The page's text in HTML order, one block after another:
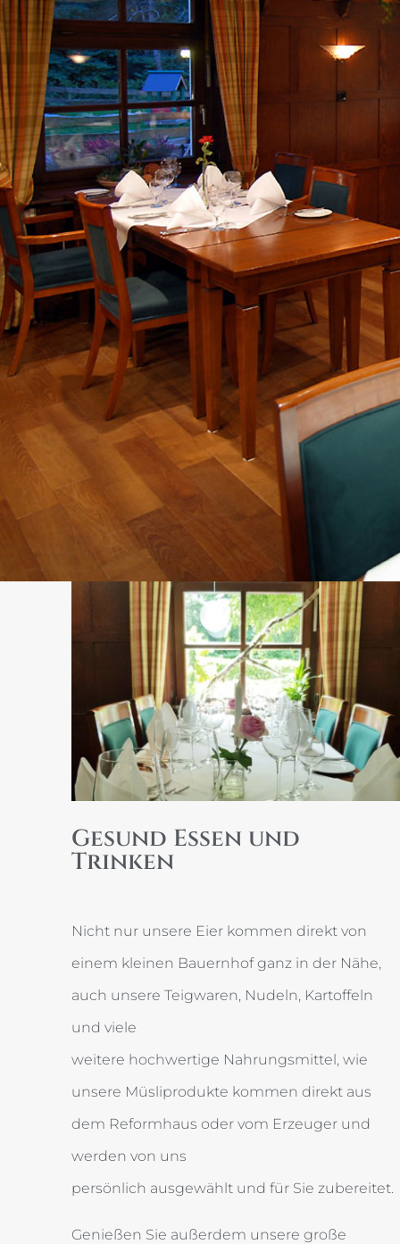
Gesund Essen und
Trinken
Nicht nur unsere Eier kommen direkt von
einem kleinen Bauernhof ganz in der Nähe,
auch unsere Teigwaren, Nudeln, Kartoffeln
und viele
weitere hochwertige Nahrungsmittel, wie
unsere Müsliprodukte kommen direkt aus
dem Reformhaus oder vom Erzeuger und
werden von uns
persönlich ausgewählt und für Sie zubereitet.
Genießen Sie außerdem unsere große